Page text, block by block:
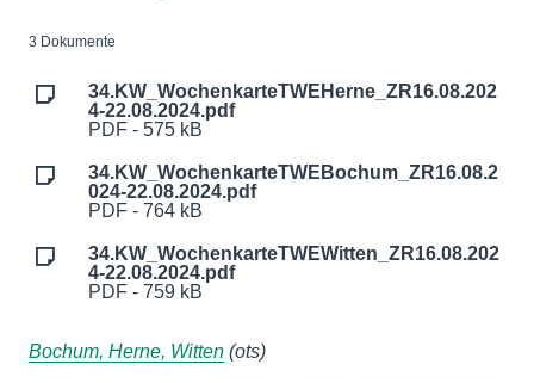
3 Dokumente
34.KW_WochenkarteTWEHerne_ZR16.08.202
4-22.08.2024.pdf
PDF - 575 kB
34.KW_WochenkarteTWEBochum_ZR16.08.2
024-22.08.2024.pdf
PDF - 764 kB
34.KW_WochenkarteTWEWitten_ZR16.08.202
4-22.08.2024.pdf
PDF - 759 kB
Bochum, Herne, Witten (ots)